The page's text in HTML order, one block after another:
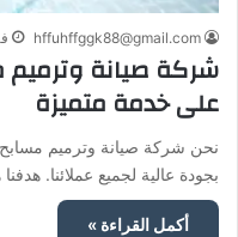
hffuhffggk88@gmail.com
شركة صيانة
على خدمة متميزة
نحن شركة صيانة وترميم
بجودة عالية لجميع عملائنا.
أكمل القراءة »